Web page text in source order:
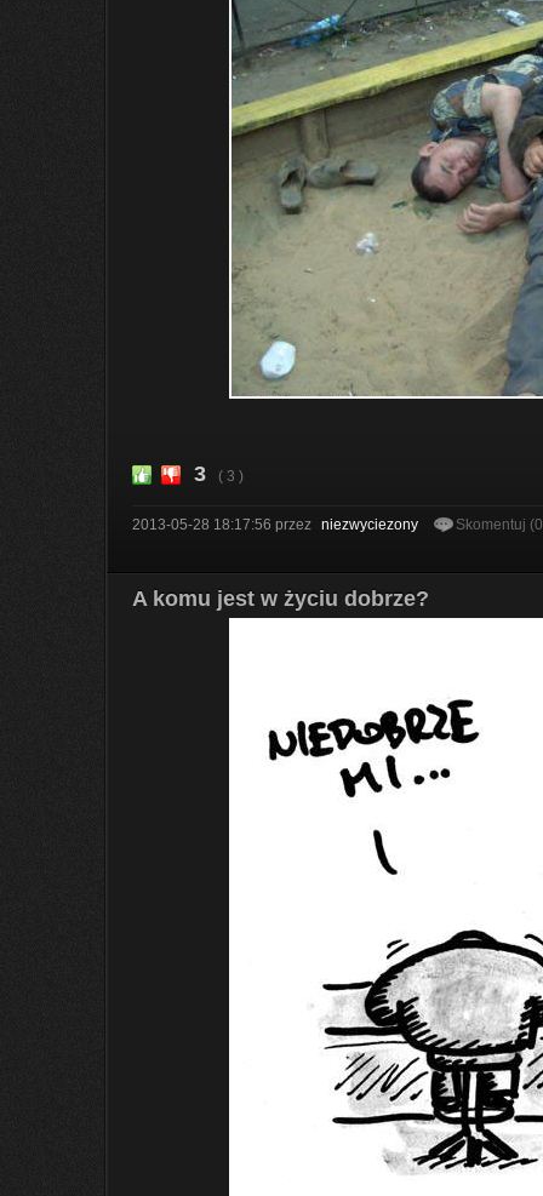
3 ( 3 )
2013-05-28 18:17:56 przez niezwyciezony Skomentuj
A komu jest w życiu dobrze?